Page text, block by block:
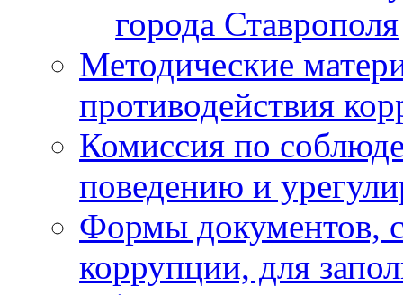
города Ставрополя
Методические
противодействия
Комиссия по
поведению и
Формы документов,
коррупции, для